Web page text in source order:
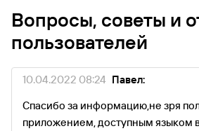
Вопросы, советы и
пользователей
10.04.2022 08:24 Павел:
Спасибо за информацию,не зря
приложением, доступным языком